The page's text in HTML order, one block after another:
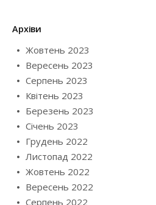
Архіви
Жовтень 2023
Вересень 2023
Серпень 2023
Квітень 2023
Березень 2023
Січень 2023
Грудень 2022
Листопад 2022
Жовтень 2022
Вересень 2022
Серпень 2022